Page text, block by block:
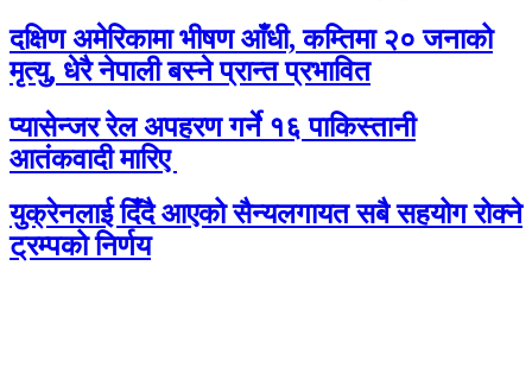
दक्षिण अमेरिकामा भीषण आँधी, कम्तिमा २० जनाको
मृत्यु, धेरै नेपाली बस्ने प्रान्त प्रभावित
प्यासेन्जर रेल अपहरण गर्ने १६ पाकिस्तानी
आतंकवादी मारिए
युक्रेनलाई दिँदै आएको सैन्यलगायत सबै सहयोग रोक्ने
ट्रम्पको निर्णय